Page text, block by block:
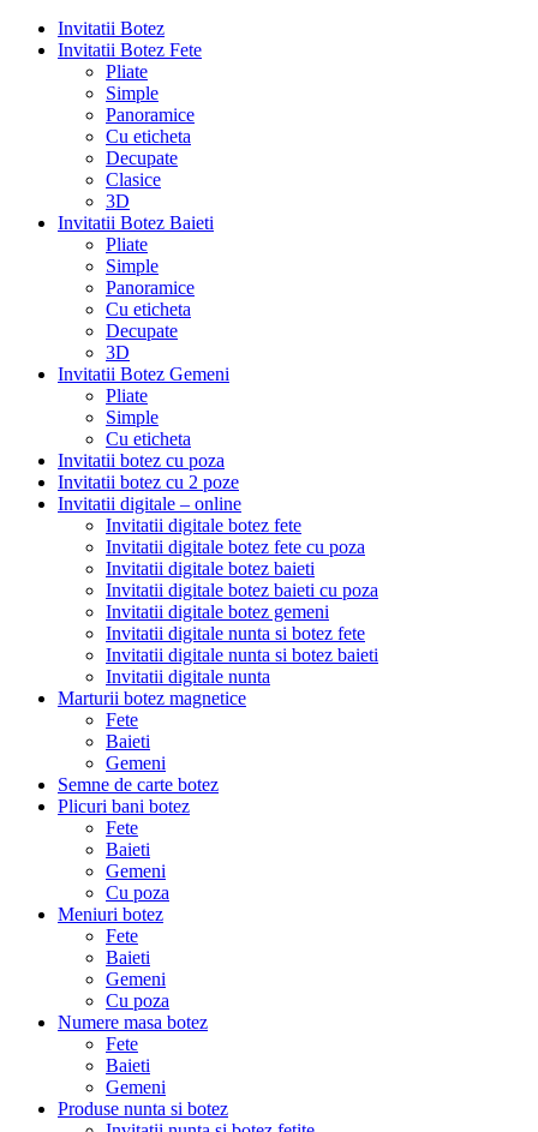
Invitatii Botez
Invitatii Botez Fete
Pliate
Simple
Panoramice
Cu eticheta
Decupate
Clasice
3D
Invitatii Botez Baieti
Pliate
Simple
Panoramice
Cu eticheta
Decupate
3D
Invitatii Botez Gemeni
Pliate
Simple
Cu eticheta
Invitatii botez cu poza
Invitatii botez cu 2 poze
Invitatii digitale – online
Invitatii digitale botez fete
Invitatii digitale botez fete cu poza
Invitatii digitale botez baieti
Invitatii digitale botez baieti cu poza
Invitatii digitale botez gemeni
Invitatii digitale nunta si botez fete
Invitatii digitale nunta si botez baieti
Invitatii digitale nunta
Marturii botez magnetice
Fete
Baieti
Gemeni
Semne de carte botez
Plicuri bani botez
Fete
Baieti
Gemeni
Cu poza
Meniuri botez
Fete
Baieti
Gemeni
Cu poza
Numere masa botez
Fete
Baieti
Gemeni
Produse nunta si botez